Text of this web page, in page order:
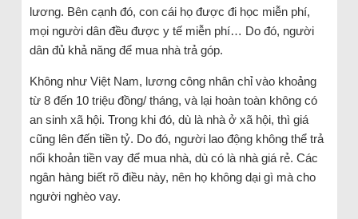
lương. Bên cạnh đó, con cái họ được đi học miễn phí,
mọi người dân đều được y tế miễn phí… Do đó, người
dân đủ khả năng để mua nhà trả góp.
Không như Việt Nam, lương công nhân chỉ vào khoảng
từ 8 đến 10 triệu đồng/ tháng, và lại hoàn toàn không có
an sinh xã hội. Trong khi đó, dù là nhà ở xã hội, thì giá
cũng lên đến tiền tỷ. Do đó, người lao động không thể trả
nổi khoản tiền vay để mua nhà, dù có là nhà giá rẻ. Các
ngân hàng biết rõ điều này, nên họ không dại gì mà cho
người nghèo vay.